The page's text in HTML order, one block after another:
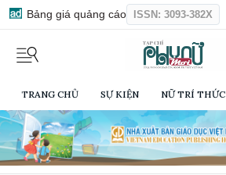
Bảng giá quảng cáo ISSN: 3093-382X
TRANG CHỦ SỰ KIỆN NỮ TRÍ THỨC